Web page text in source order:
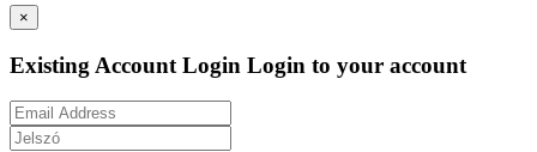
×
Existing Account Login Login to your account